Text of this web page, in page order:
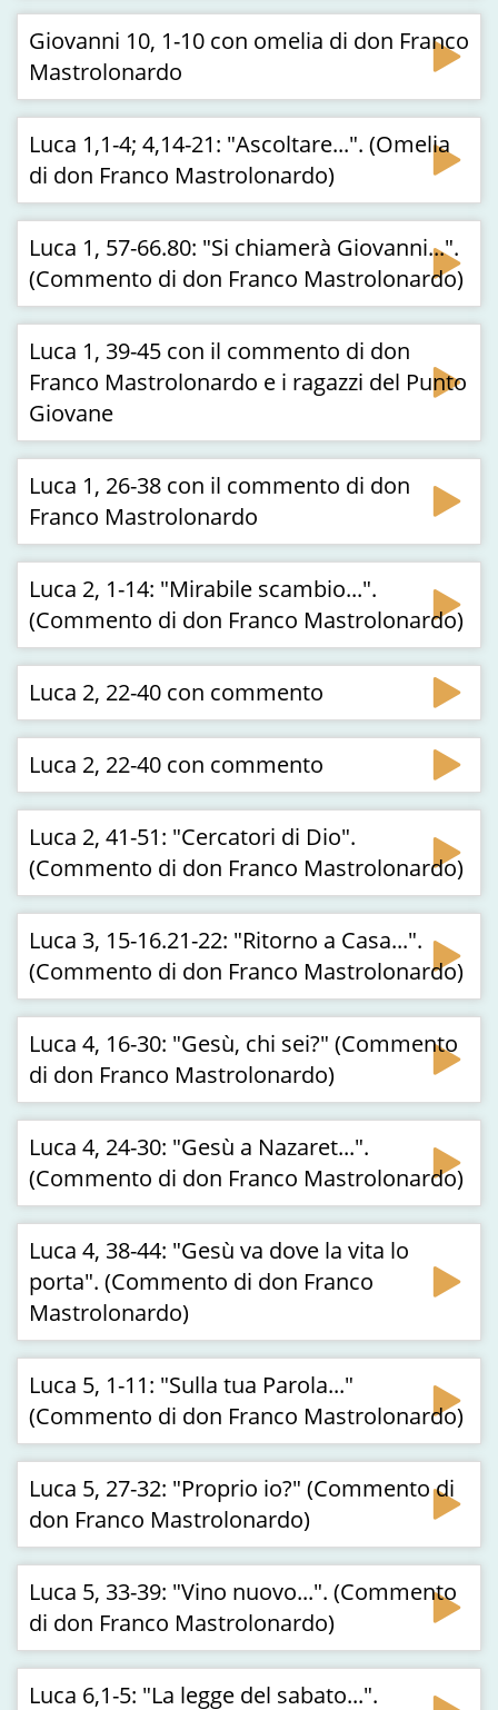
Giovanni 10, 1-10 con omelia di don Franco
Mastrolonardo
Luca 1,1-4; 4,14-21: "Ascoltare...". (Omelia
di don Franco Mastrolonardo)
Luca 1, 57-66.80: "Si chiamerà Giovanni...".
(Commento di don Franco Mastrolonardo)
Luca 1, 39-45 con il commento di don
Franco Mastrolonardo e i ragazzi del Punto
Giovane
Luca 1, 26-38 con il commento di don
Franco Mastrolonardo
Luca 2, 1-14: "Mirabile scambio...".
(Commento di don Franco Mastrolonardo)
Luca 2, 22-40 con commento
Luca 2, 22-40 con commento
Luca 2, 41-51: "Cercatori di Dio".
(Commento di don Franco Mastrolonardo)
Luca 3, 15-16.21-22: "Ritorno a Casa...".
(Commento di don Franco Mastrolonardo)
Luca 4, 16-30: "Gesù, chi sei?" (Commento
di don Franco Mastrolonardo)
Luca 4, 24-30: "Gesù a Nazaret...".
(Commento di don Franco Mastrolonardo)
Luca 4, 38-44: "Gesù va dove la vita lo
porta". (Commento di don Franco
Mastrolonardo)
Luca 5, 1-11: "Sulla tua Parola..."
(Commento di don Franco Mastrolonardo)
Luca 5, 27-32: "Proprio io?" (Commento di
don Franco Mastrolonardo)
Luca 5, 33-39: "Vino nuovo...". (Commento
di don Franco Mastrolonardo)
Luca 6,1-5: "La legge del sabato...".